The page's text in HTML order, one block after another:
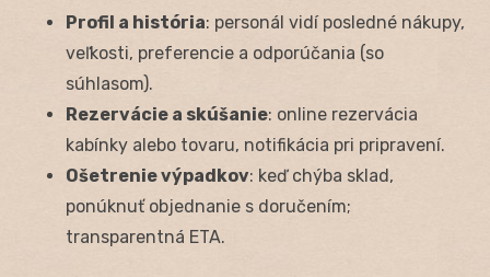
Profil a história: personál vidí posledné nákupy,
veľkosti, preferencie a odporúčania (so
súhlasom).
Rezervácie a skúšanie: online rezervácia
kabínky alebo tovaru, notifikácia pri pripravení.
Ošetrenie výpadkov: keď chýba sklad,
ponúknuť objednanie s doručením;
transparentná ETA.